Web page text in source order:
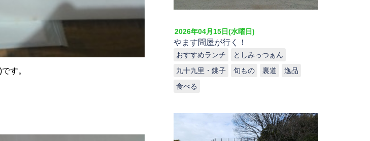
す。
2026年04月15日(水曜日)
やます問屋が行く！
おすすめランチ
としみっつぁん
九十九里・銚子
旬もの 裏道
逸品
食べる